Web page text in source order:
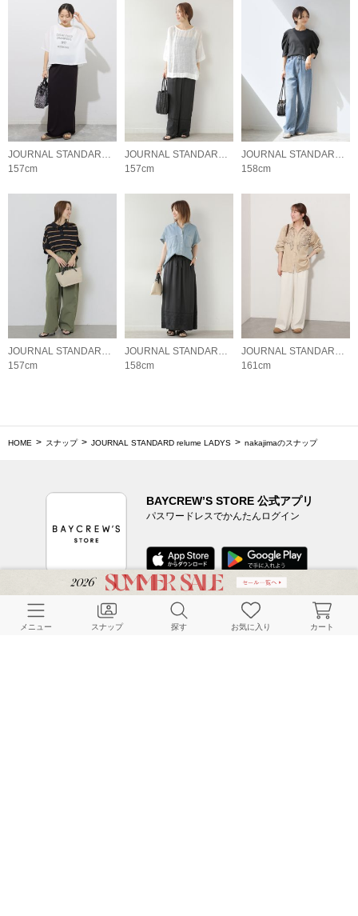
JOURNAL STANDARD relume LADYS
157cm
JOURNAL STANDARD relume LADYS
157cm
JOURNAL STANDARD relume LADYS
158cm
JOURNAL STANDARD relume LADYS
157cm
JOURNAL STANDARD relume LADYS
158cm
JOURNAL STANDARD relume LADYS
161cm
HOME スナップ JOURNAL STANDARD relume LADYS nakajimaのスナップ
BAYCREW’S STORE 公式アプリ
パスワードレスでかんたんログイン
CUSTOMER SERVICE
メニュー スナップ 探す お気に入り カート